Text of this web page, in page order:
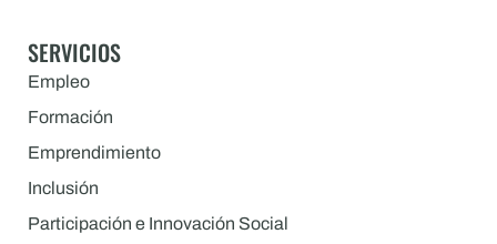
SERVICIOS
Empleo
Formación
Emprendimiento
Inclusión
Participación e Innovación Social